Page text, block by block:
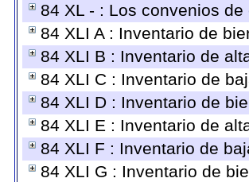
84 XL - : Los convenios
84 XLI A : Inventario de
84 XLI B : Inventario de
84 XLI C : Inventario de
84 XLI D : Inventario de
84 XLI E : Inventario de
84 XLI F : Inventario de
84 XLI G : Inventario de